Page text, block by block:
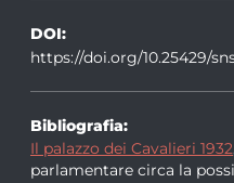
DOI:
https://doi.org/10.25429/
Bibliografia:
Il palazzo dei Cavalieri 1932
parlamentare circa la